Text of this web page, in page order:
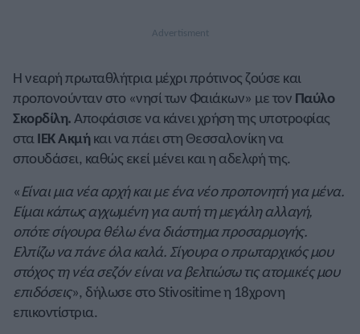
Η νεαρή πρωταθλήτρια μέχρι πρότινος ζούσε και
προπονούνταν στο «νησί των Φαιάκων» με τον Παύλο
Σκορδίλη.Αποφάσισε να κάνει χρήση της υποτροφίας
σταΙΕΚ Ακμήκαι να πάει στη Θεσσαλονίκη να
σπουδάσει, καθώς εκεί μένει και η αδελφή της.
«Είναι μια νέα αρχή και με ένα νέο προπονητή για μένα.
Είμαι κάπως αγχωμένη για αυτή τη μεγάλη αλλαγή,
οπότε σίγουρα θέλω ένα διάστημα προσαρμογής.
Ελπίζω να πάνε όλα καλά. Σίγουρα ο πρωταρχικός μου
στόχος τη νέα σεζόν είναι να βελτιώσω τις ατομικές μου
επιδόσεις», δήλωσε στο Stivositime η 18χρονη
επικοντίστρια.